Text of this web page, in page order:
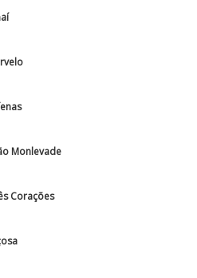
Monlevade
Corações